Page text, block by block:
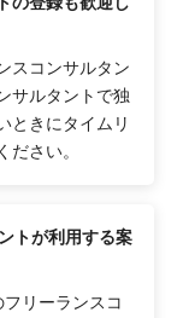
スコンサルタン
サルタントで独
ときにタイムリ
ださい。
トが利用する案
リーランスコ